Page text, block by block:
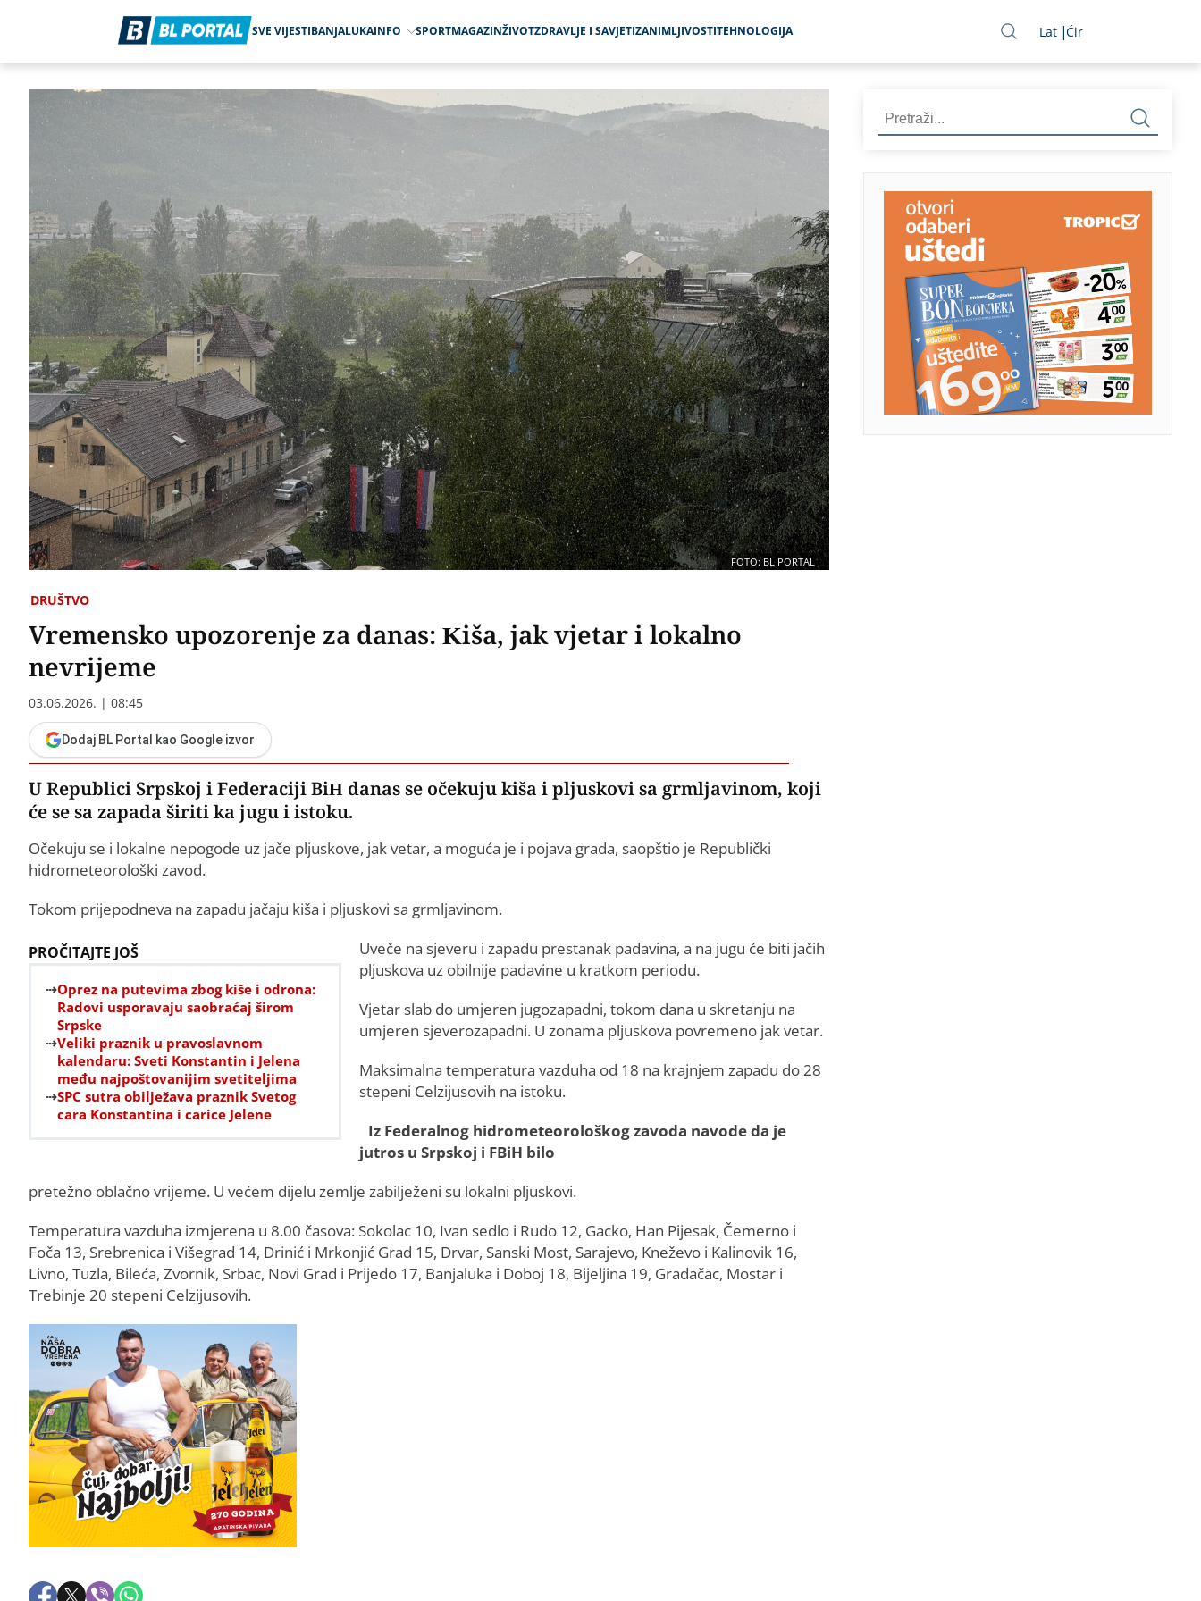
SVE VIJESTIBANJALUKAINFO SPORTMAGAZINŽIVOTZDRAVLJE I SAVJETIZANIMLJIVOSTITEHNOLOGIJA Lat Ćir
FOTO: BL PORTAL
DRUŠTVO
Vremensko upozorenje za danas: Kiša, jak vjetar i lokalno
nevrijeme
03.06.2026. | 08:45
Dodaj BL Portal kao Google izvor
U Republici Srpskoj i Federaciji BiH danas se očekuju kiša i pljuskovi sa grmljavinom, koji
će se sa zapada širiti ka jugu i istoku.
Očekuju se i lokalne nepogode uz jače pljuskove, jak vetar, a moguća je i pojava grada, saopštio je Republički
hidrometeorološki zavod.
Tokom prijepodneva na zapadu jačaju kiša i pljuskovi sa grmljavinom.
PROČITAJTE JOŠ
Oprez na putevima zbog kiše i odrona:
Radovi usporavaju saobraćaj širom
Srpske
Veliki praznik u pravoslavnom
kalendaru: Sveti Konstantin i Jelena
među najpoštovanijim svetiteljima
SPC sutra obilježava praznik Svetog
cara Konstantina i carice Jelene
Uveče na sjeveru i zapadu prestanak padavina, a na jugu će biti jačih
pljuskova uz obilnije padavine u kratkom periodu.
Vjetar slab do umjeren jugozapadni, tokom dana u skretanju na
umjeren sjeverozapadni. U zonama pljuskova povremeno jak vetar.
Maksimalna temperatura vazduha od 18 na krajnjem zapadu do 28
stepeni Celzijusovih na istoku.
Iz Federalnog hidrometeorološkog zavoda navode da je
jutros u Srpskoj i FBiH bilo
pretežno oblačno vrijeme. U većem dijelu zemlje zabilježeni su lokalni pljuskovi.
Temperatura vazduha izmjerena u 8.00 časova: Sokolac 10, Ivan sedlo i Rudo 12, Gacko, Han Pijesak, Čemerno i
Foča 13, Srebrenica i Višegrad 14, Drinić i Mrkonjić Grad 15, Drvar, Sanski Most, Sarajevo, Kneževo i Kalinovik 16,
Livno, Tuzla, Bileća, Zvornik, Srbac, Novi Grad i Prijedo 17, Banjaluka i Doboj 18, Bijeljina 19, Gradačac, Mostar i
Trebinje 20 stepeni Celzijusovih.